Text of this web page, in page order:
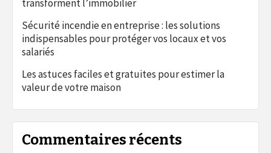
transforment l’immobilier
Sécurité incendie en entreprise : les solutions
indispensables pour protéger vos locaux et vos
salariés
Les astuces faciles et gratuites pour estimer la
valeur de votre maison
Commentaires récents